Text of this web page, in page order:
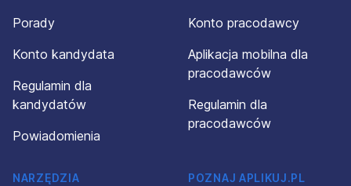
Porady
Konto kandydata
Regulamin dla
kandydatów
Powiadomienia
Konto pracodawcy
Aplikacja mobilna dla
pracodawców
Regulamin dla
pracodawców
NARZĘDZIA
POZNAJ APLIKUJ.PL